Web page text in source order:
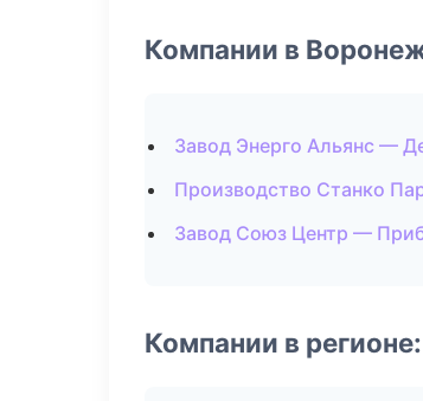
Компании в
Завод Энерго Альянс —
Производство Станко
Завод Союз Центр —
Компании в